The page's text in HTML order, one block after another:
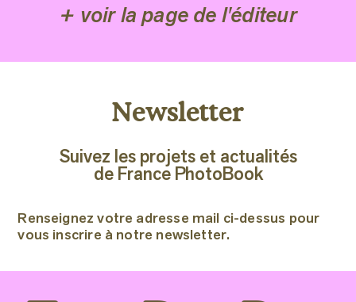
+ voir la page de l'éditeur
Newsletter
Suivez les projets et actualités
de France PhotoBook
Renseignez votre adresse mail ci-dessus pour
vous inscrire à notre newsletter.